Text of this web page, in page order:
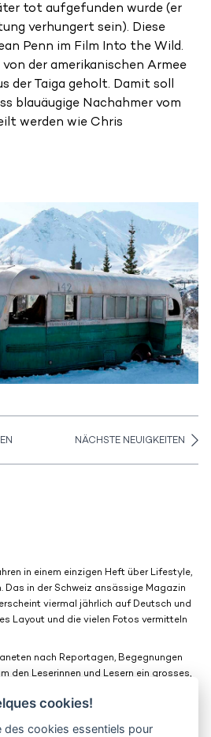
tot aufgefunden wurde (er
verhungert sein). Diese
Penn im Film Into the Wild.
von der amerikanischen Armee
der Taiga geholt. Damit soll
blauäugige Nachahmer vom
werden wie Chris
NÄCHSTE NEUIGKEITEN
in einem einzigen Heft über Lifestyle,
Das in der Schweiz ansässige Magazin
viermal jährlich auf Deutsch und
Layout und die vielen Fotos vermitteln
nach Reportagen, Begegnungen
den Leserinnen und Lesern ein grosses,
cookies!
des cookies essentiels pour